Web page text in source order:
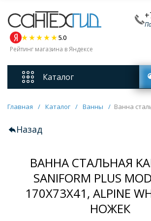
5.0
Рейтинг магазина в Яндексе
Каталог
Смесители
Унитазы
Мебель для ванных комнат
Ванны
Главная / Каталог / Ванны / Ванна
Назад
ВАННА СТАЛЬНАЯ
SANIFORM PLUS
170Х73Х41, ALPINE
НОЖЕК